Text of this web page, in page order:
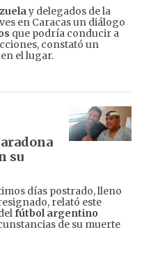
y delegados de la
en Caracas un diálogo
que podría conducir a
constató un
el lugar.
su
días postrado, lleno
relató este
fútbol argentino
de su muerte